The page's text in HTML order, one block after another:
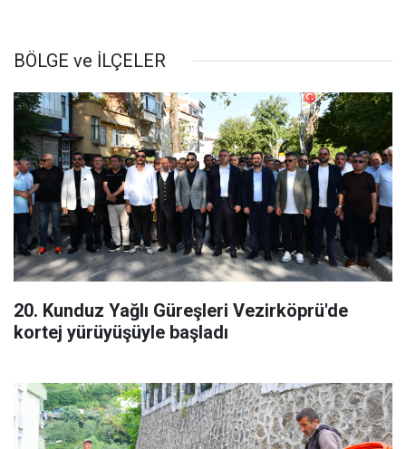
BÖLGE ve İLÇELER
20. Kunduz Yağlı Güreşleri Vezirköprü'de
kortej yürüyüşüyle başladı